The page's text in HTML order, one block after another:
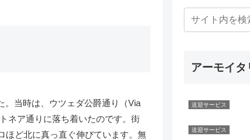
。当時は、ウツェダ公爵通り（Via
ネア通りに落ち着いたのです。街
ほど北に真っ直ぐ伸びています。無
アーモイ
送迎サービス
送迎サービス